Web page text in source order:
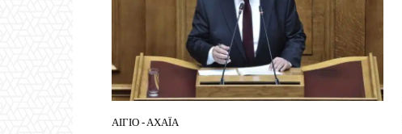
ΑΊΓΙΟ - ΑΧΑΪ́Α